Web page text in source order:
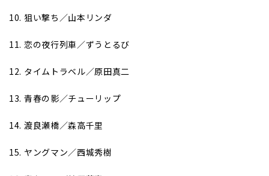
10. 狙い撃ち／山本リンダ
11. 恋の夜行列車／ずうとるび
12. タイムトラベル／原田真二
13. 青春の影／チューリップ
14. 渡良瀬橋／森高千里
15. ヤングマン／西城秀樹